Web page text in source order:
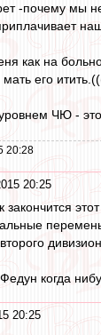
-почему мы
как на
его
ЧЮ -
20:28
20:25
закончится
когда
20:25